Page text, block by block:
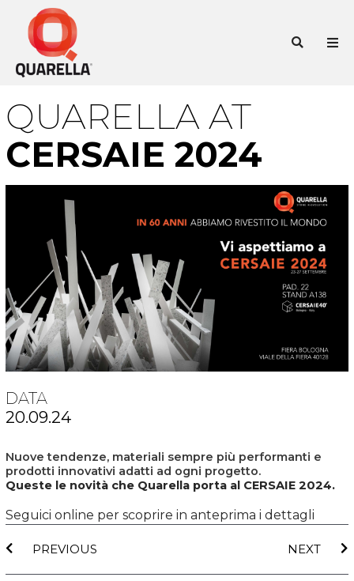
contenuto
QUARELLA AT
CERSAIE 2024
DATA
20.09.24
Nuove tendenze, materiali sempre più performanti e
prodotti innovativi adatti ad ogni progetto.
Queste le novità che Quarella porta al CERSAIE 2024.
Seguici online per scoprire in anteprima i dettagli
PREVIOUS NEXT